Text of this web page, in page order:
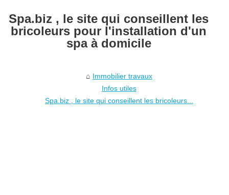
Spa.biz , le site qui conseillent les
bricoleurs pour l'installation d'un
spa à domicile
Immobilier travaux
Infos utiles
Spa.biz , le site qui conseillent les bricoleurs...